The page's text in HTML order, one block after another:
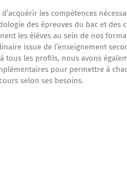
les compétences
des épreuves du bac et des
les élèves au sein de nos
issue de l’enseignement
tous les profils, nous avons
pour permettre à
selon ses besoins.